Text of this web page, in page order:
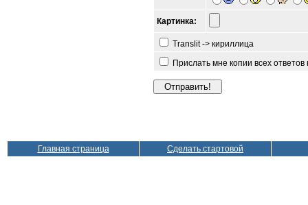
Картинка:
Translit -> кириллица
Прислать мне копии всех
Главная страница Сделать стартовой